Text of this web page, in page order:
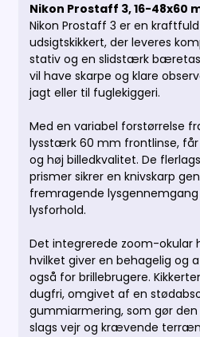
Nikon Prostaff 3, 16-48x60
Nikon Prostaff 3 er en
udsigtskikkert, der leveres
stativ og en slidstærk
vil have skarpe og klare
jagt eller til fuglekiggeri.
Med en variabel forstørrelse
lysstærk 60 mm frontlinse,
og høj billedkvalitet. De
prismer sikrer en knivskarp
fremragende
lysforhold.
Det integrerede zoom-okular
hvilket giver en behagelig og
også for brillebrugere.
dugfri, omgivet af en
gummiarmering, som gør
slags vejr og krævende